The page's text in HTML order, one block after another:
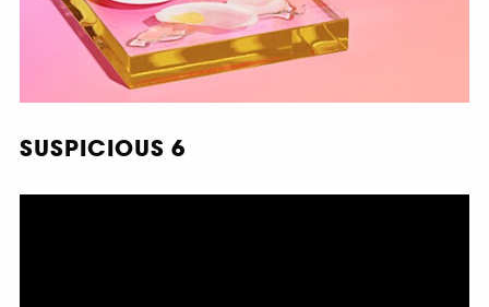
SUSPICIOUS 6